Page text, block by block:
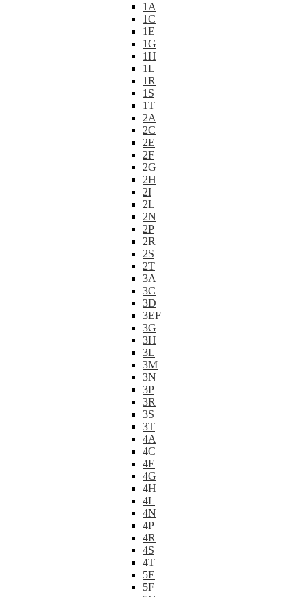
1A
1C
1E
1G
1H
1L
1R
1S
1T
2A
2C
2E
2F
2G
2H
2I
2L
2N
2P
2R
2S
2T
3A
3C
3D
3EF
3G
3H
3L
3M
3N
3P
3R
3S
3T
4A
4C
4E
4G
4H
4L
4N
4P
4R
4S
4T
5E
5F